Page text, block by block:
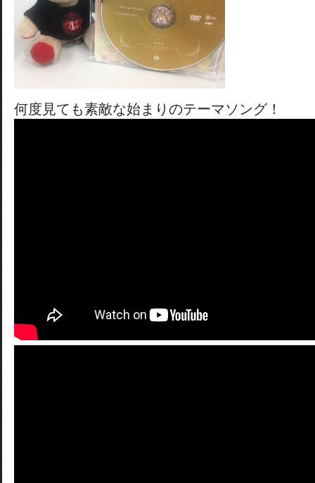
何度見ても素敵な始まりのテーマソング！